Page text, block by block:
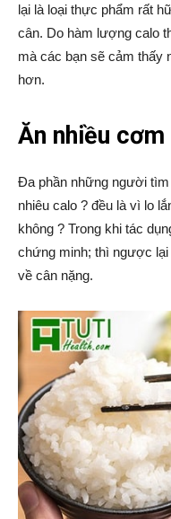
lại là loại thực phẩm rất
cân. Do hàm lượng calo
mà các bạn sẽ cảm thấy
hơn.
Ăn nhiều
Đa phần những người
nhiêu calo ? đều là vì lo
không ? Trong khi tác
chứng minh; thì ngược lại
về cân nặng.